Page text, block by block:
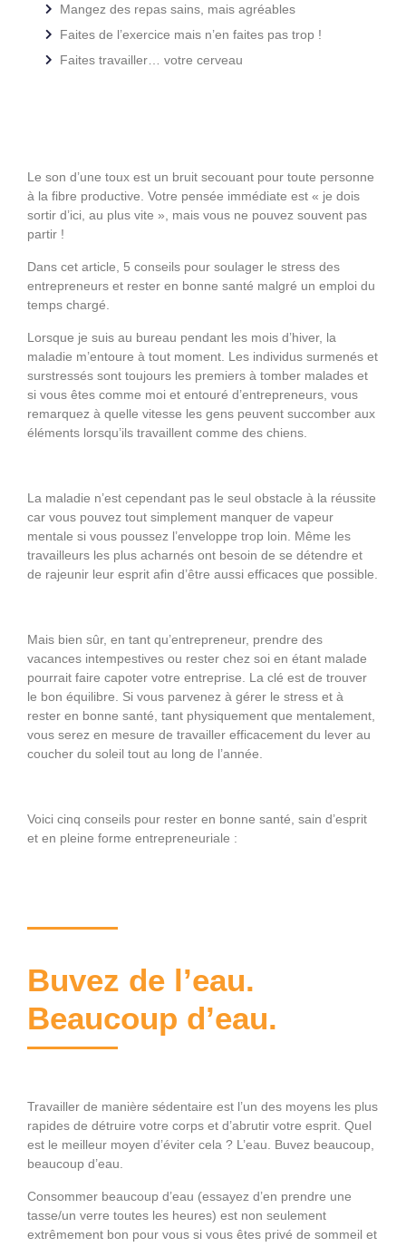
Mangez des repas sains, mais agréables
Faites de l’exercice mais n’en faites pas trop !
Faites travailler… votre cerveau
Le son d’une toux est un bruit secouant pour toute personne
à la fibre productive. Votre pensée immédiate est « je dois
sortir d’ici, au plus vite », mais vous ne pouvez souvent pas
partir !
Dans cet article, 5 conseils pour soulager le stress des
entrepreneurs et rester en bonne santé malgré un emploi du
temps chargé.
Lorsque je suis au bureau pendant les mois d’hiver, la
maladie m’entoure à tout moment. Les individus surmenés et
surstressés sont toujours les premiers à tomber malades et
si vous êtes comme moi et entouré d’entrepreneurs, vous
remarquez à quelle vitesse les gens peuvent succomber aux
éléments lorsqu’ils travaillent comme des chiens.
La maladie n’est cependant pas le seul obstacle à la réussite
car vous pouvez tout simplement manquer de vapeur
mentale si vous poussez l’enveloppe trop loin. Même les
travailleurs les plus acharnés ont besoin de se détendre et
de rajeunir leur esprit afin d’être aussi efficaces que possible.
Mais bien sûr, en tant qu’entrepreneur, prendre des
vacances intempestives ou rester chez soi en étant malade
pourrait faire capoter votre entreprise. La clé est de trouver
le bon équilibre. Si vous parvenez à gérer le stress et à
rester en bonne santé, tant physiquement que mentalement,
vous serez en mesure de travailler efficacement du lever au
coucher du soleil tout au long de l’année.
Voici cinq conseils pour rester en bonne santé, sain d’esprit
et en pleine forme entrepreneuriale :
Buvez de l’eau.
Beaucoup d’eau.
Travailler de manière sédentaire est l’un des moyens les plus
rapides de détruire votre corps et d’abrutir votre esprit. Quel
est le meilleur moyen d’éviter cela ? L’eau. Buvez beaucoup,
beaucoup d’eau.
Consommer beaucoup d’eau (essayez d’en prendre une
tasse/un verre toutes les heures) est non seulement
extrêmement bon pour vous si vous êtes privé de sommeil et